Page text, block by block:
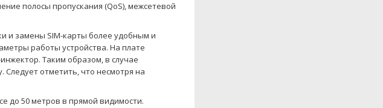
полосы пропускания (QoS), межсетевой
и замены SIM-карты более удобным и
работы устройства. На плате
Таким образом, в случае
отметить, что несмотря на
до 50 метров в прямой видимости.